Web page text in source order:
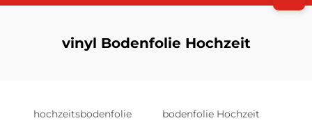
vinyl Bodenfolie Hochzeit
hochzeitsbodenfolie bodenfolie Hochzeit